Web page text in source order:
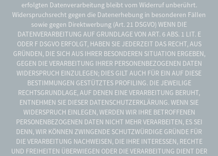
erfolgten Datenverarbeitung bleibt vom Widerruf unberührt.
Widerspruchsrecht gegen die Datenerhebung in besonderen Fällen
sowie gegen Direktwerbung (Art. 21 DSGVO) WENN DIE
DATENVERARBEITUNG AUF GRUNDLAGE VON ART. 6 ABS. 1 LIT. E
ODER F DSGVO ERFOLGT, HABEN SIE JEDERZEIT DAS RECHT, AUS
GRÜNDEN, DIE SICH AUS IHRER BESONDEREN SITUATION ERGEBEN,
GEGEN DIE VERARBEITUNG IHRER PERSONENBEZOGENEN DATEN
WIDERSPRUCH EINZULEGEN; DIES GILT AUCH FÜR EIN AUF DIESE
BESTIMMUNGEN GESTÜTZTES PROFILING. DIE JEWEILIGE
RECHTSGRUNDLAGE, AUF DENEN EINE VERARBEITUNG BERUHT,
ENTNEHMEN SIE DIESER DATENSCHUTZERKLÄRUNG. WENN SIE
WIDERSPRUCH EINLEGEN, WERDEN WIR IHRE BETROFFENEN
PERSONENBEZOGENEN DATEN NICHT MEHR VERARBEITEN, ES SEI
DENN, WIR KÖNNEN ZWINGENDE SCHUTZWÜRDIGE GRÜNDE FÜR
DIE VERARBEITUNG NACHWEISEN, DIE IHRE INTERESSEN, RECHTE
UND FREIHEITEN ÜBERWIEGEN ODER DIE VERARBEITUNG DIENT DER